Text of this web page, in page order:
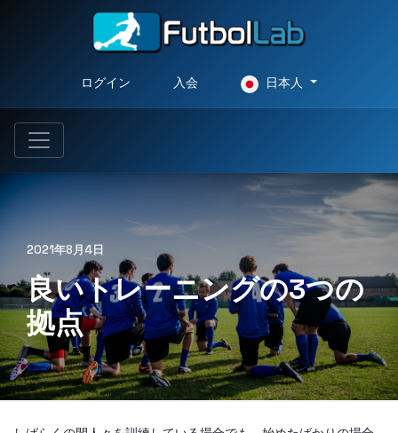
ログイン 入会 日本人
2021年8月4日
良いトレーニングの3つの
拠点